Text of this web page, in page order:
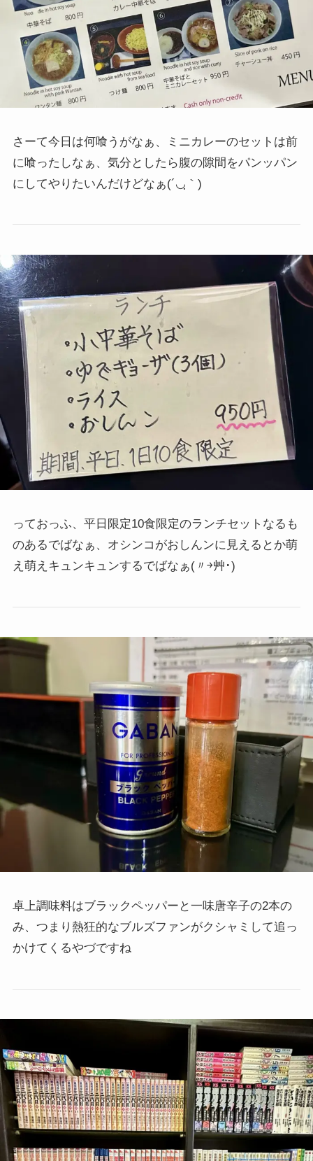
さーて今日は何喰うがなぁ、ミニカレーのセットは前
に喰ったしなぁ、気分としたら腹の隙間をパンッパン
にしてやりたいんだけどなぁ(´◡ฺ｀)
っておっふ、平日限定10食限定のランチセットなるも
のあるでばなぁ、オシンコがおしんンに見えるとか萌
え萌えキュンキュンするでばなぁ(〃￫艸･)
卓上調味料はブラックペッパーと一味唐辛子の2本の
み、つまり熱狂的なブルズファンがクシャミして追っ
かけてくるやづですね